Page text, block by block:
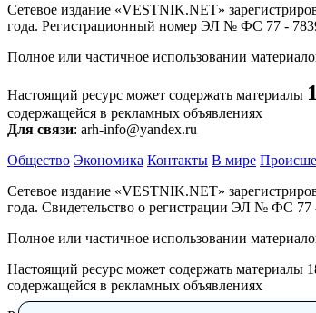
Сетевое издание «VESTNIK.NET»
года. Регистрационный номер ЭЛ № ФС 77 -
Полное или частичное использовании
Настоящий ресурс может содержать материалы
содержащейся в рекламных объявлениях
Для связи: arh-info@yandex.ru
Общество Экономика Контакты В мире
Сетевое издание «VESTNIK.NET»
года. Свидетельство о регистрации ЭЛ № ФС 77
Полное или частичное использовании
Настоящий ресурс может содержать материалы
содержащейся в рекламных объявлениях